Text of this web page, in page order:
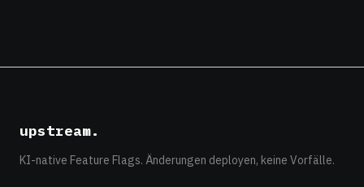
upstream.
KI-native Feature Flags. Änderungen deployen, keine Vorfälle.